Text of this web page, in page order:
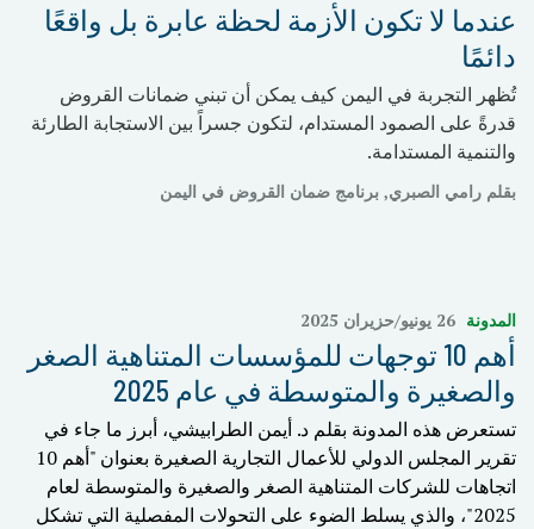
عندما لا تكون الأزمة لحظة عابرة بل واقعًا
دائمًا
تُظهر التجربة في اليمن كيف يمكن أن تبني ضمانات القروض
قدرةً على الصمود المستدام، لتكون جسراً بين الاستجابة الطارئة
والتنمية المستدامة.
بقلم رامي الصبري, برنامج ضمان القروض في اليمن
المدونة 26 يونيو/حزيران 2025
أهم 10 توجهات للمؤسسات المتناهية الصغر
والصغيرة والمتوسطة في عام 2025
تستعرض هذه المدونة بقلم د. أيمن الطرابيشي، أبرز ما جاء في
تقرير المجلس الدولي للأعمال التجارية الصغيرة بعنوان "أهم 10
اتجاهات للشركات المتناهية الصغر والصغيرة والمتوسطة لعام
2025"، والذي يسلط الضوء على التحولات المفصلية التي تشكل